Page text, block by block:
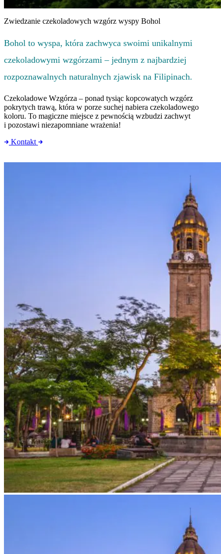
Zwiedzanie czekoladowych wzgórz wyspy Bohol
Bohol to wyspa, która zachwyca swoimi unikalnymi
czekoladowymi wzgórzami – jednym z najbardziej
rozpoznawalnych naturalnych zjawisk na Filipinach.
Czekoladowe Wzgórza – ponad tysiąc kopcowatych wzgórz
pokrytych trawą, która w porze suchej nabiera czekoladowego
koloru. To magiczne miejsce z pewnością wzbudzi zachwyt
i pozostawi niezapomniane wrażenia!
Kontakt